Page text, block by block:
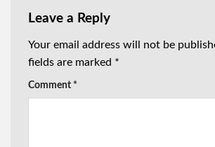
Leave a Reply
Your email address will not be
fields are marked *
Comment *